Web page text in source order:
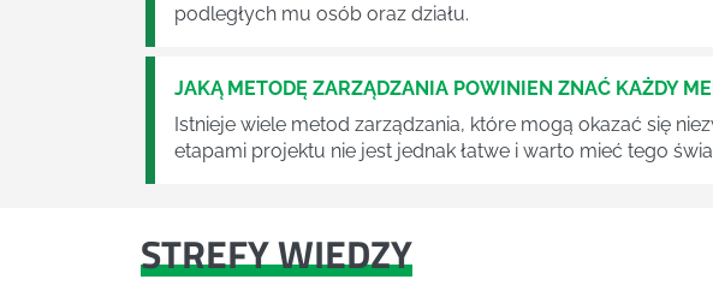
podległych mu osób oraz działu.
JAKĄ METODĘ ZARZĄDZANIA POWINIEN ZNAĆ KAŻDY
Istnieje wiele metod zarządzania, które mogą okazać się
etapami projektu nie jest jednak łatwe i warto mieć tego
STREFY WIEDZY